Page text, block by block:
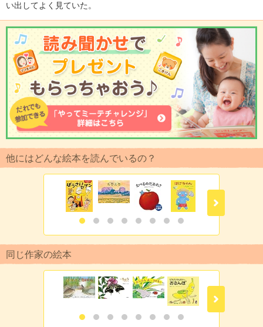
い出してよく見ていた。
他にはどんな絵本を読んでいるの？
同じ作家の絵本